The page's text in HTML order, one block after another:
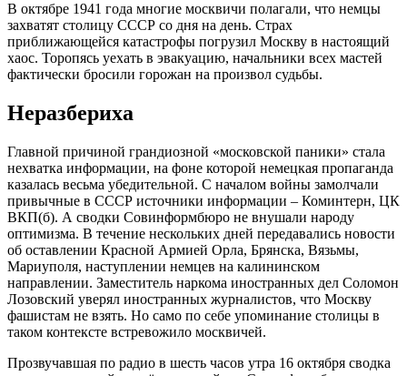
В октябре 1941 года многие москвичи полагали, что немцы
захватят столицу СССР со дня на день. Страх
приближающейся катастрофы погрузил Москву в настоящий
хаос. Торопясь уехать в эвакуацию, начальники всех мастей
фактически бросили горожан на произвол судьбы.
Неразбериха
Главной причиной грандиозной «московской паники» стала
нехватка информации, на фоне которой немецкая пропаганда
казалась весьма убедительной. С началом войны замолчали
привычные в СССР источники информации – Коминтерн, ЦК
ВКП(б). А сводки Совинформбюро не внушали народу
оптимизма. В течение нескольких дней передавались новости
об оставлении Красной Армией Орла, Брянска, Вязьмы,
Мариуполя, наступлении немцев на калининском
направлении. Заместитель наркома иностранных дел Соломон
Лозовский уверял иностранных журналистов, что Москву
фашистам не взять. Но само по себе упоминание столицы в
таком контексте встревожило москвичей.
Прозвучавшая по радио в шесть часов утра 16 октября сводка